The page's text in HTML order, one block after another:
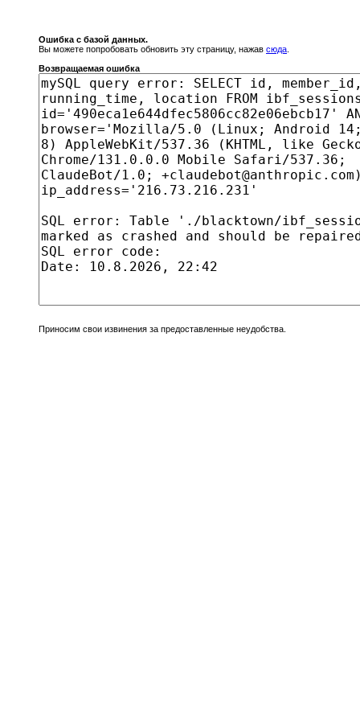
Ошибка с базой данных.
Вы можете попробовать обновить эту страницу, нажав сюда
Возвращаемая ошибка
Приносим свои извинения за предоставленные неудобства.